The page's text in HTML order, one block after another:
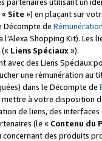
Site ») en plaçant sur
Décompte de
l'Alexa Shopping Kit).
Liens Spéciaux»).
avec des Liens Spéciaux
une rémunération
dans le Décompte de
à votre disposition
de liens, des
(le « Contenu du
des produits